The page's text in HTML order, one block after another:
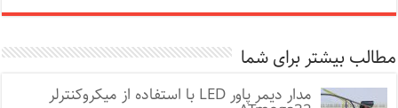
مطالب بیشتر برای شما
مدار دیمر پاور LED با استفاده از میکروکنترلر